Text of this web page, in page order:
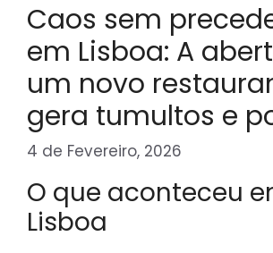
Caos sem
em Lisboa: A
um novo
gera tumultos e
4 de Fevereiro, 2026
O que aconteceu
Lisboa